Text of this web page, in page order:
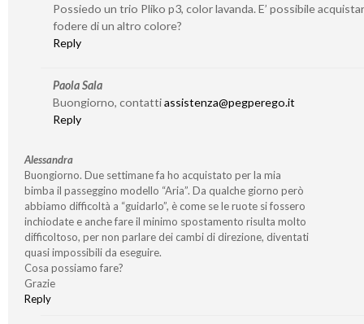
Possiedo un trio Pliko p3, color lavanda. E’ possibile
fodere di un altro colore?
Reply
Paola Sala
Buongiorno, contattiassistenza@pegperego.it
Reply
Alessandra
Buongiorno. Due settimane fa ho acquistato per la mia
bimba il passeggino modello “Aria”. Da qualche giorno però
abbiamo difficoltà a “guidarlo”, è come se le ruote si fossero
inchiodate e anche fare il minimo spostamento risulta molto
difficoltoso, per non parlare dei cambi di direzione, diventati
quasi impossibili da eseguire.
Cosa possiamo fare?
Grazie
Reply